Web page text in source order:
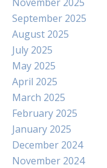
September 2025
August 2025
July 2025
May 2025
April 2025
March 2025
February 2025
January 2025
December 2024
November 2024